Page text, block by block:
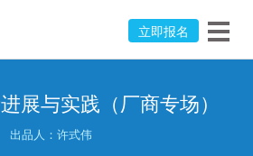
立即报名
展与实践（厂商专场）
出品人： 许式伟